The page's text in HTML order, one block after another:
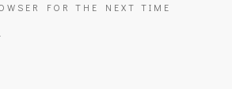
FOR THE NEXT TIME